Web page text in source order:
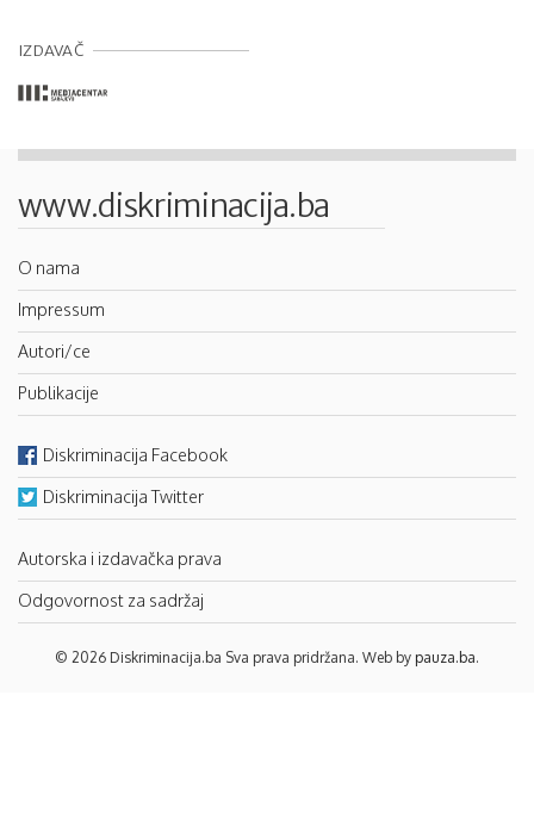
IZDAVAČ
www.diskriminacija.ba
O nama
Impressum
Autori/ce
Publikacije
Diskriminacija Facebook
Diskriminacija Twitter
Autorska i izdavačka prava
Odgovornost za sadržaj
© 2026 Diskriminacija.ba Sva prava pridržana. Web by pauza.ba.